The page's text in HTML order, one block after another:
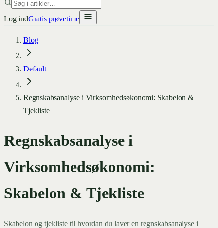
Log indGratis prøvetime
Blog
Default
Regnskabsanalyse i Virksomhedsøkonomi: Skabelon &
Tjekliste
Regnskabsanalyse i
Virksomhedsøkonomi:
Skabelon & Tjekliste
Skabelon og tjekliste til hvordan du laver en regnskabsanalyse i